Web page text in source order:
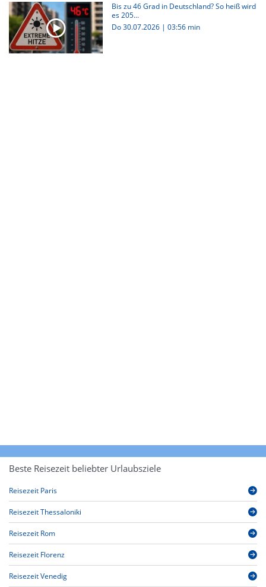
Bis zu 46 Grad in Deutschland? So heiß wird
es 205...
Do 30.07.2026 | 03:56 min
Beste Reisezeit beliebter Urlaubsziele
Reisezeit Paris
Reisezeit Thessaloniki
Reisezeit Rom
Reisezeit Florenz
Reisezeit Venedig